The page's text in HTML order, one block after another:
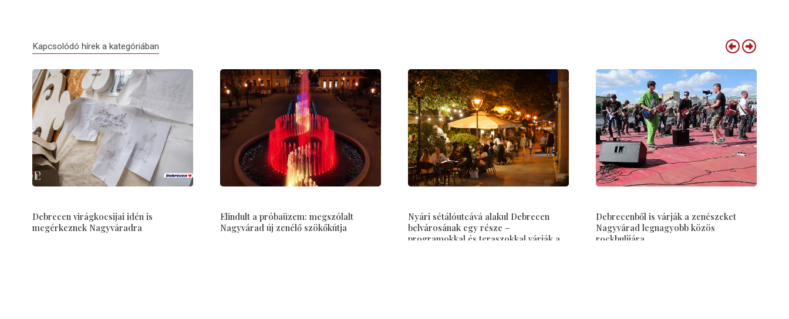
Kapcsolódó hírek a kategóriában
Debrecen virágkocsijai idén is
megérkeznek Nagyváradra
Elindult a próbaüzem: megszólalt
Nagyvárad új zenélő szökőkútja
Nyári sétálóutcává alakul Debrecen
belvárosának egy része –
programokkal és teraszokkal várják a
Debrecenből is várják a zenészeket
Nagyvárad legnagyobb közös
rockbulijára